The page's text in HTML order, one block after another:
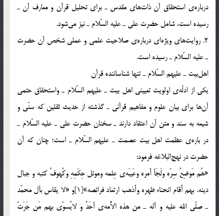
درباره‌ي استحقاق آن ذات‎هاي مقدس ـ براي تحليل قرآن و معارف آن ـ
رسيده است، شامل حضرت علي ـ عليه السّلام ـ نيز مي‎شود.
2. روايت‌هاي ويژه‎اي درباره‌ي صلاحيت علمي و عملي شخص آن حضرت
ـ عليه السّلام ـ رسيده است.
يكي از ادلّه‌ي اولويت تعييني اهل بيت ـ عليهم السّلام ـ واستحقاق حتمي
آن‎ها براي بيان علوم و مفاهيم قرآني ـ گذشته از حديث ثقلين كه سنّي و
شيعه به سند و متن آن اعتقاد دارند ـ سخنان حضرت علي ـ عليه السّلام ـ
در باره‌ي عظمت اهل بيت عصمت ـ عليهم السّلام ـ است؛ چنان كه آن
حضرت در نهج‎البلاغه فرمود:
«هُم مَوضِعُ سِرّه ولَجَأ أَمره وعَيبَه‌ي عِلمه وموئل حِكَمِهِ وكُهوفُ كتبه و جبال
دينه. بهم أَقام انحناء ظهره وأَذهب ارتعاد فرائصه»[1]و «لا يقاس بآل محمّد
ـ صلّي الله عليه و آله ـ من هذه الأُمه‌ي أحَدٌ و لايُسوّي بهم مَن جَرَتْ